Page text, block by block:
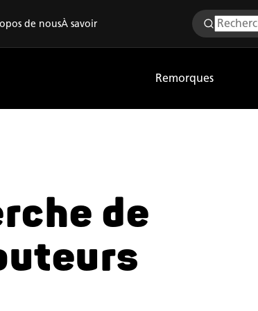
de nousÀ savoir
Remorques
de